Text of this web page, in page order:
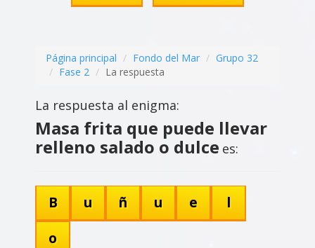
Página principal Fondo del Mar
Grupo 32
Fase 2
La respuesta
La respuesta al enigma:
Masa frita que puede llevar
relleno salado o dulce es:
B u ñ u e
l
o